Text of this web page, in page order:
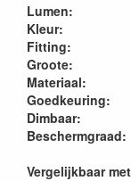
Lumen:
Kleur:
Fitting:
Groote:
Materiaal:
Goedkeuring:
Dimbaar:
Beschermgraad:
Vergelijkbaar